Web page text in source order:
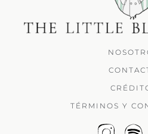
TÉRMINOS Y